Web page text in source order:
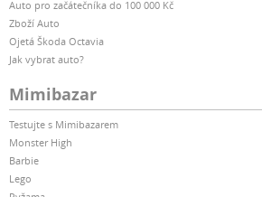
Auto pro začátečníka do 100 000 Kč
Zboží Auto
Ojetá Škoda Octavia
Jak vybrat auto?
Mimibazar
Testujte s Mimibazarem
Monster High
Barbie
Lego